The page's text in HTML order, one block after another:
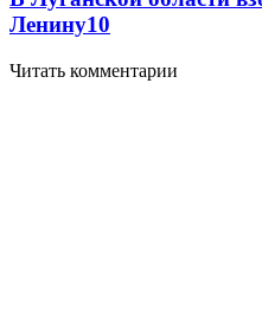
Ленину10
Читать комментарии